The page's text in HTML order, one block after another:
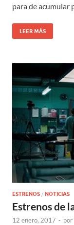
para de
LEER MÁS
ESTRENOS / NOTICIAS
Estrenos de
12 enero, 2017 - por